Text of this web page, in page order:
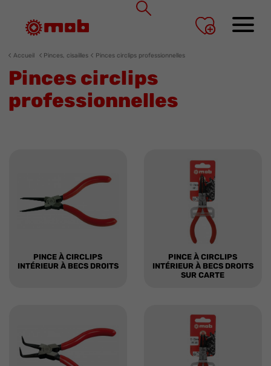
Accueil Pinces, cisailles Pinces circlips professionnelles
Pinces circlips
professionnelles
PINCE À CIRCLIPS
INTÉRIEUR À BECS DROITS
PINCE À CIRCLIPS
INTÉRIEUR À BECS DROITS
SUR CARTE